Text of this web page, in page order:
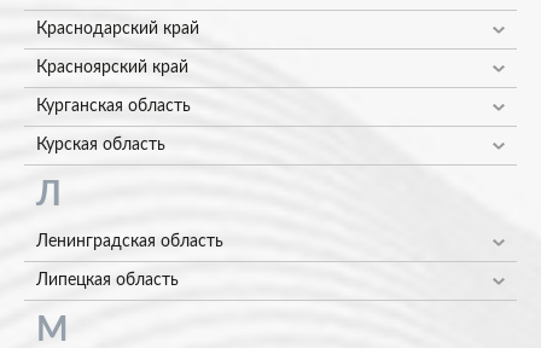
Краснодарский край
Красноярский край
Курганская область
Курская область
Л
Ленинградская область
Липецкая область
М